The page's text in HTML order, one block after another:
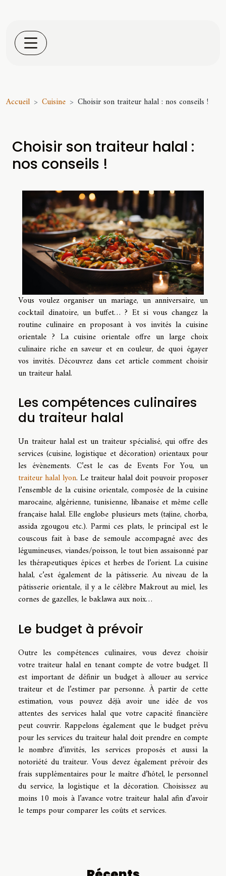
Accueil Cuisine Choisir son traiteur halal : nos conseils !
Choisir son traiteur halal :
nos conseils !
Vous voulez organiser un mariage, un anniversaire, un
cocktail dinatoire, un buffet… ? Et si vous changez la
routine culinaire en proposant à vos invités la cuisine
orientale ? La cuisine orientale offre un large choix
culinaire riche en saveur et en couleur, de quoi égayer
vos invités. Découvrez dans cet article comment choisir
un traiteur halal.
Les compétences culinaires
du traiteur halal
Un traiteur halal est un traiteur spécialisé, qui offre des
services (cuisine, logistique et décoration) orientaux pour
les évènements. C’est le cas de Events For You, un
traiteur halal lyon. Le traiteur halal doit pouvoir proposer
l’ensemble de la cuisine orientale, composée de la cuisine
marocaine, algérienne, tunisienne, libanaise et même celle
française halal. Elle englobe plusieurs mets (tajine, chorba,
assida zgougou etc.). Parmi ces plats, le principal est le
couscous fait à base de semoule accompagné avec des
légumineuses, viandes/poisson, le tout bien assaisonné par
les thérapeutiques épices et herbes de l’orient. La cuisine
halal, c’est également de la pâtisserie. Au niveau de la
pâtisserie orientale, il y a le célèbre Makrout au miel, les
cornes de gazelles, le baklawa aux noix…
Le budget à prévoir
Outre les compétences culinaires, vous devez choisir
votre traiteur halal en tenant compte de votre budget. Il
est important de définir un budget à allouer au service
traiteur et de l’estimer par personne. À partir de cette
estimation, vous pouvez déjà avoir une idée de vos
attentes des services halal que votre capacité financière
peut couvrir. Rappelons également que le budget prévu
pour les services du traiteur halal doit prendre en compte
le nombre d’invités, les services proposés et aussi la
notoriété du traiteur. Vous devez également prévoir des
frais supplémentaires pour le maître d’hôtel, le personnel
du service, la logistique et la décoration. Choisissez au
moins 10 mois à l’avance votre traiteur halal afin d’avoir
le temps pour comparer les coûts et services.